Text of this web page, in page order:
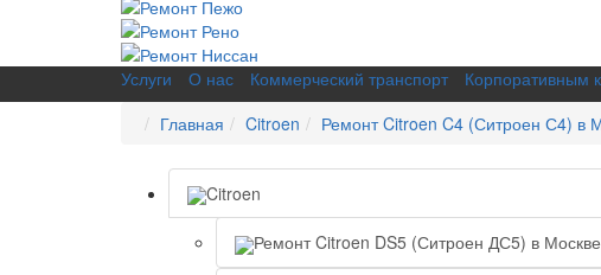
Услуги О нас Коммерческий транспорт Корпоративным
Главная
Citroen Ремонт Citroen C4 (Ситроен С4) в
Citroen
Ремонт Citroen DS5 (Ситроен ДС5) в Москве